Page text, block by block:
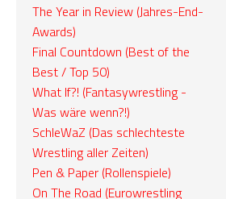
The Year in Review (Jahres-End-
Awards)
Final Countdown (Best of the
Best / Top 50)
What If?! (Fantasywrestling -
Was wäre wenn?!)
SchleWaZ (Das schlechteste
Wrestling aller Zeiten)
Pen & Paper (Rollenspiele)
On The Road (Eurowrestling